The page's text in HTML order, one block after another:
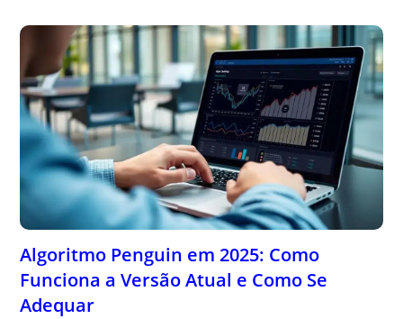
Algoritmo Penguin em 2025: Como
Funciona a Versão Atual e Como Se
Adequar